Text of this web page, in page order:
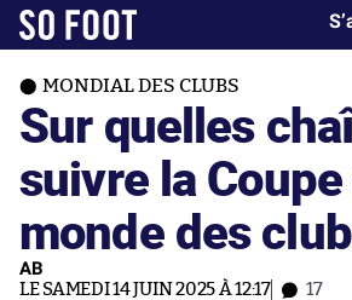
MONDIAL DES CLUBS
Sur quelles
suivre la
monde des
AB
LE SAMEDI 14 JUIN 2025 À 12:17 17